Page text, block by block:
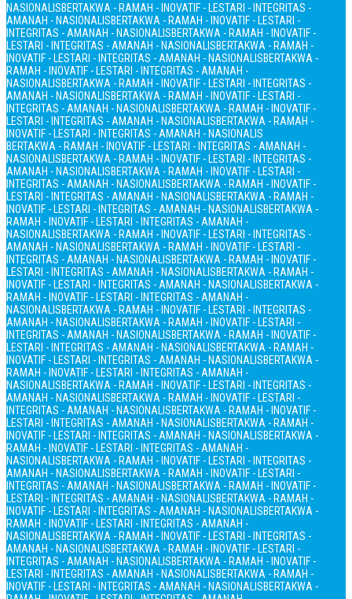
NASIONALISBERTAKWA - RAMAH - INOVATIF - LESTARI - INTEGRITAS -
AMANAH - NASIONALISBERTAKWA - RAMAH - INOVATIF - LESTARI -
INTEGRITAS - AMANAH - NASIONALISBERTAKWA - RAMAH - INOVATIF -
LESTARI - INTEGRITAS - AMANAH - NASIONALISBERTAKWA - RAMAH -
INOVATIF - LESTARI - INTEGRITAS - AMANAH - NASIONALISBERTAKWA -
RAMAH - INOVATIF - LESTARI - INTEGRITAS - AMANAH -
NASIONALISBERTAKWA - RAMAH - INOVATIF - LESTARI - INTEGRITAS -
AMANAH - NASIONALISBERTAKWA - RAMAH - INOVATIF - LESTARI -
INTEGRITAS - AMANAH - NASIONALISBERTAKWA - RAMAH - INOVATIF -
LESTARI - INTEGRITAS - AMANAH - NASIONALISBERTAKWA - RAMAH -
INOVATIF - LESTARI - INTEGRITAS - AMANAH - NASIONALIS
BERTAKWA - RAMAH - INOVATIF - LESTARI - INTEGRITAS - AMANAH -
NASIONALISBERTAKWA - RAMAH - INOVATIF - LESTARI - INTEGRITAS -
AMANAH - NASIONALISBERTAKWA - RAMAH - INOVATIF - LESTARI -
INTEGRITAS - AMANAH - NASIONALISBERTAKWA - RAMAH - INOVATIF -
LESTARI - INTEGRITAS - AMANAH - NASIONALISBERTAKWA - RAMAH -
INOVATIF - LESTARI - INTEGRITAS - AMANAH - NASIONALISBERTAKWA -
RAMAH - INOVATIF - LESTARI - INTEGRITAS - AMANAH -
NASIONALISBERTAKWA - RAMAH - INOVATIF - LESTARI - INTEGRITAS -
AMANAH - NASIONALISBERTAKWA - RAMAH - INOVATIF - LESTARI -
INTEGRITAS - AMANAH - NASIONALISBERTAKWA - RAMAH - INOVATIF -
LESTARI - INTEGRITAS - AMANAH - NASIONALISBERTAKWA - RAMAH -
INOVATIF - LESTARI - INTEGRITAS - AMANAH - NASIONALISBERTAKWA -
RAMAH - INOVATIF - LESTARI - INTEGRITAS - AMANAH -
NASIONALISBERTAKWA - RAMAH - INOVATIF - LESTARI - INTEGRITAS -
AMANAH - NASIONALISBERTAKWA - RAMAH - INOVATIF - LESTARI -
INTEGRITAS - AMANAH - NASIONALISBERTAKWA - RAMAH - INOVATIF -
LESTARI - INTEGRITAS - AMANAH - NASIONALISBERTAKWA - RAMAH -
INOVATIF - LESTARI - INTEGRITAS - AMANAH - NASIONALISBERTAKWA -
RAMAH - INOVATIF - LESTARI - INTEGRITAS - AMANAH -
NASIONALISBERTAKWA - RAMAH - INOVATIF - LESTARI - INTEGRITAS -
AMANAH - NASIONALISBERTAKWA - RAMAH - INOVATIF - LESTARI -
INTEGRITAS - AMANAH - NASIONALISBERTAKWA - RAMAH - INOVATIF -
LESTARI - INTEGRITAS - AMANAH - NASIONALISBERTAKWA - RAMAH -
INOVATIF - LESTARI - INTEGRITAS - AMANAH - NASIONALISBERTAKWA -
RAMAH - INOVATIF - LESTARI - INTEGRITAS - AMANAH -
NASIONALISBERTAKWA - RAMAH - INOVATIF - LESTARI - INTEGRITAS -
AMANAH - NASIONALISBERTAKWA - RAMAH - INOVATIF - LESTARI -
INTEGRITAS - AMANAH - NASIONALISBERTAKWA - RAMAH - INOVATIF -
LESTARI - INTEGRITAS - AMANAH - NASIONALISBERTAKWA - RAMAH -
INOVATIF - LESTARI - INTEGRITAS - AMANAH - NASIONALISBERTAKWA -
RAMAH - INOVATIF - LESTARI - INTEGRITAS - AMANAH -
NASIONALISBERTAKWA - RAMAH - INOVATIF - LESTARI - INTEGRITAS -
AMANAH - NASIONALISBERTAKWA - RAMAH - INOVATIF - LESTARI -
INTEGRITAS - AMANAH - NASIONALISBERTAKWA - RAMAH - INOVATIF -
LESTARI - INTEGRITAS - AMANAH - NASIONALISBERTAKWA - RAMAH -
INOVATIF - LESTARI - INTEGRITAS - AMANAH - NASIONALISBERTAKWA -